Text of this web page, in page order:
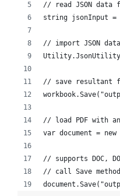
// read JSON data
string jsonInput =
// import JSON
// save resultant
// load PDF with
var document =
// supports DOC,
// call Save